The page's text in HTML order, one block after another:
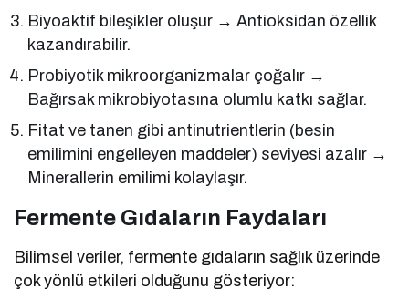
Biyoaktif bileşikler oluşur → Antioksidan özellik
kazandırabilir.
Probiyotik mikroorganizmalar çoğalır →
Bağırsak mikrobiyotasına olumlu katkı sağlar.
Fitat ve tanen gibi antinutrientlerin (besin
emilimini engelleyen maddeler) seviyesi azalır →
Minerallerin emilimi kolaylaşır.
Fermente Gıdaların Faydaları
Bilimsel veriler, fermente gıdaların sağlık üzerinde
çok yönlü etkileri olduğunu gösteriyor: